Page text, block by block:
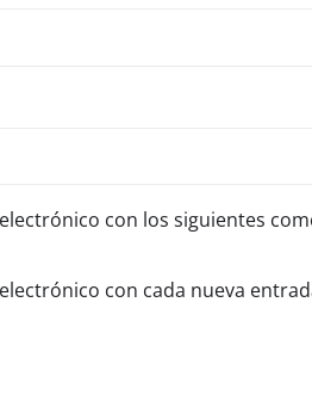
con los siguientes
con cada nueva